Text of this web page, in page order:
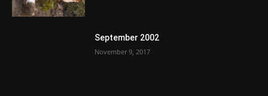
September 2002
November 9, 2017